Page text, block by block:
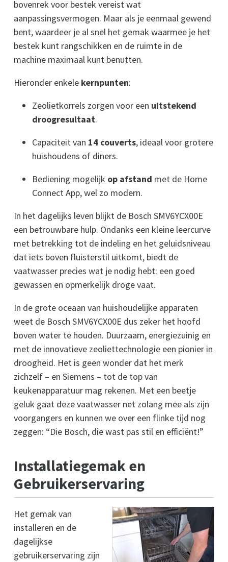
bovenrek voor bestek vereist wat
aanpassingsvermogen. Maar als je eenmaal gewend
bent, waardeer je al snel het gemak waarmee je het
bestek kunt rangschikken en de ruimte in de
machine maximaal kunt benutten.
Hieronder enkele kernpunten:
Zeolietkorrels zorgen voor een uitstekend
droogresultaat.
Capaciteit van 14 couverts, ideaal voor grotere
huishoudens of diners.
Bediening mogelijk op afstand met de Home
Connect App, wel zo modern.
In het dagelijks leven blijkt de Bosch SMV6YCX00E
een betrouwbare hulp. Ondanks een kleine leercurve
met betrekking tot de indeling en het geluidsniveau
dat iets boven fluisterstil uitkomt, biedt de
vaatwasser precies wat je nodig hebt: een goed
gewassen en opmerkelijk droge vaat.
In de grote oceaan van huishoudelijke apparaten
weet de Bosch SMV6YCX00E dus zeker het hoofd
boven water te houden. Duurzaam, energiezuinig en
met de innovatieve zeoliettechnologie een pionier in
droogheid. Het is geen wonder dat het merk
zichzelf – en Siemens – tot de top van
keukenapparatuur mag rekenen. Met een beetje
geluk gaat deze vaatwasser net zolang mee als zijn
voorgangers en kunnen we over een flinke tijd nog
zeggen: “Die Bosch, die wast pas stil en efficiënt!”
Installatiegemak en
Gebruikerservaring
Het gemak van
installeren en de
dagelijkse
gebruikerservaring zijn